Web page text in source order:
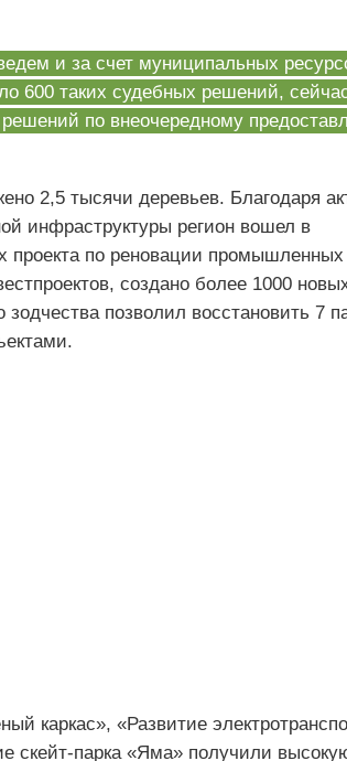
и за счет муниципальных
600 таких судебных решений,
по внеочередному
2,5 тысячи деревьев. Благодаря
инфраструктуры регион вошел в
проекта по реновации промышленных
создано более 1000
позволил восстановить 7
каркас», «Развитие
скейт-парка «Яма» получили